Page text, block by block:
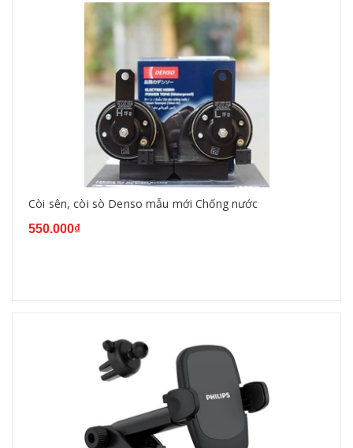
Còi sên, còi sò Denso mẫu mới Chống nước
550.000₫